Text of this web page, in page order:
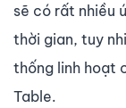
sẽ có rất nhiều
thời gian, tuy
thống linh hoạt
Table.